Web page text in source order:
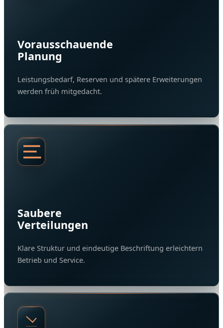
Vorausschauende
Planung
Leistungsbedarf, Reserven und spätere Erweiterungen
werden früh mitgedacht.
Saubere
Verteilungen
Klare Struktur und eindeutige Beschriftung erleichtern
Betrieb und Service.